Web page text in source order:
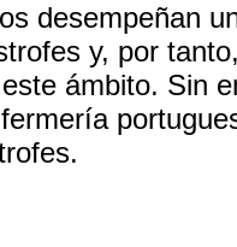
desempeñan
y, por
ámbito. Sin